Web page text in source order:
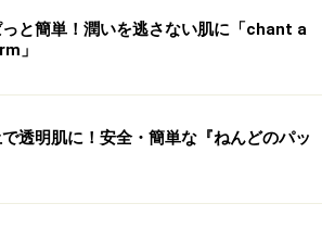
っと簡単！潤いを逃さない肌に「chant a
」
透明肌に！安全・簡単な『ねんどのパッ